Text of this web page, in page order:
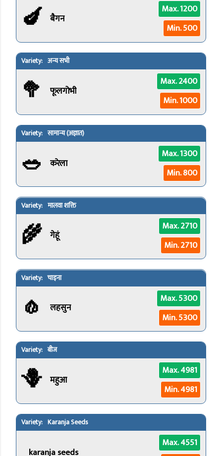
🍆 बैगन
Max. 1200
Min. 500
अन्य सभी
🥦 फूलगोभी
Max. 2400
Min. 1000
सामान्य (अज्ञात)
🥗 करेला
Max. 1300
Min. 800
मालवा शक्ति
🌾 गेहूं
Max. 2710
Min. 2710
चाइना
🧄 लहसुन
Max. 5300
Min. 5300
बीज
🪻 महुआ
Max. 4981
Min. 4981
Karanja Seeds
karanja seeds
Max. 4551